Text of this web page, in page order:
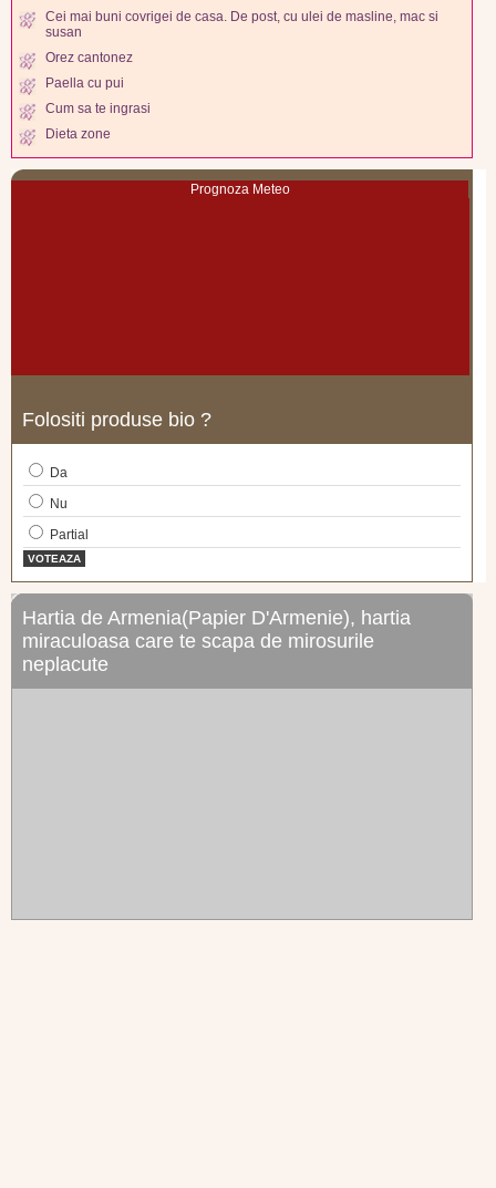
Cei mai buni covrigei de casa. De post, cu ulei de masline, mac si
susan
Orez cantonez
Paella cu pui
Cum sa te ingrasi
Dieta zone
Prognoza Meteo
Folositi produse bio ?
Da
Nu
Partial
VOTEAZA
Hartia de Armenia(Papier D'Armenie), hartia
miraculoasa care te scapa de mirosurile
neplacute